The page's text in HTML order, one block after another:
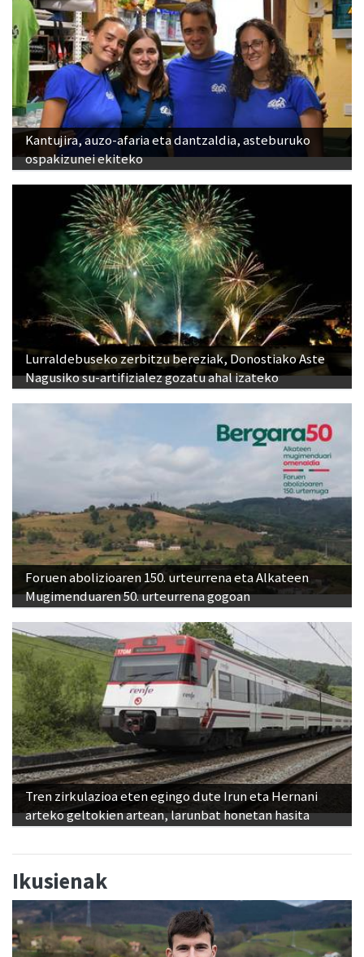
Kantujira, auzo-afaria eta dantzaldia, asteburuko
ospakizunei ekiteko
Lurraldebuseko zerbitzu bereziak, Donostiako Aste
Nagusiko su-artifizialez gozatu ahal izateko
Foruen abolizioaren 150. urteurrena eta Alkateen
Mugimenduaren 50. urteurrena gogoan
Tren zirkulazioa eten egingo dute Irun eta Hernani
arteko geltokien artean, larunbat honetan hasita
Ikusienak